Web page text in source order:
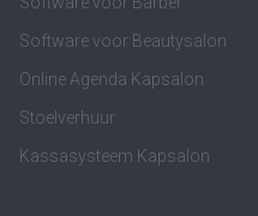
Software voor Beautysalon
Online Agenda Kapsalon
Stoelverhuur
Kassasysteem Kapsalon